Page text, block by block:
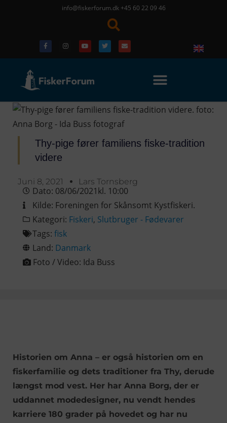
info@fiskerforum.dk +45 60 22 09 46
Thy-pige fører familiens fiske-tradition
videre
Juni 8, 2021 Lars Tornsberg
Dato: 08/06/2021kl. 10:00
Kilde: Foreningen for Skånsomt Kystfiskeri.
Kategori: Fiskeri, Slutbruger - Fødevarer
Tags: fisk
Land: Danmark
Foto / Video: Ida Buss
Historien om Anna – er også historien om en
fiskerfamilie og dets traditioner fra Thy, derude
længst mod vest. Her har Anna Borg, der er
uddannet modedesigner, nu vendt hendes
karriere 180 grader på hovedet og har nu